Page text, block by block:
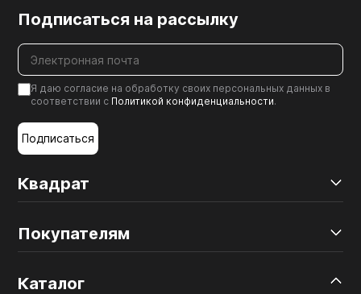
Квадрат
Покупателям
Каталог
Подписаться на рассылку
Я даю согласие на обработку своих персональных данных в
соответствии с Политикой конфиденциальности.
Подписаться